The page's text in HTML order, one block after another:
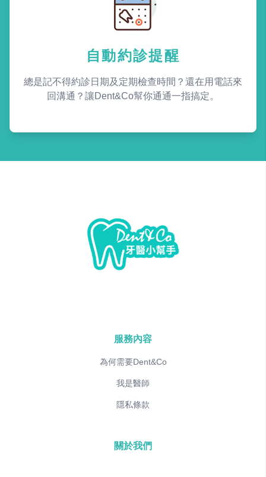
自動約診提醒
總是記不得約診日期及定期檢查時間？還在用電話來
回溝通？讓Dent&Co幫你通通一指搞定。
服務內容
為何需要Dent&Co
我是醫師
隱私條款
關於我們